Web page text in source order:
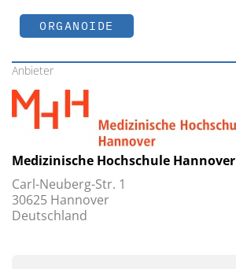
ORGANOIDE
Anbieter
Medizinische Hochschule Hannover
Carl-Neuberg-Str. 1
30625 Hannover
Deutschland